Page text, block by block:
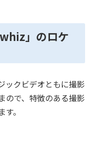
」のロケ
ックビデオともに撮影
ので、特徴のある撮影
。